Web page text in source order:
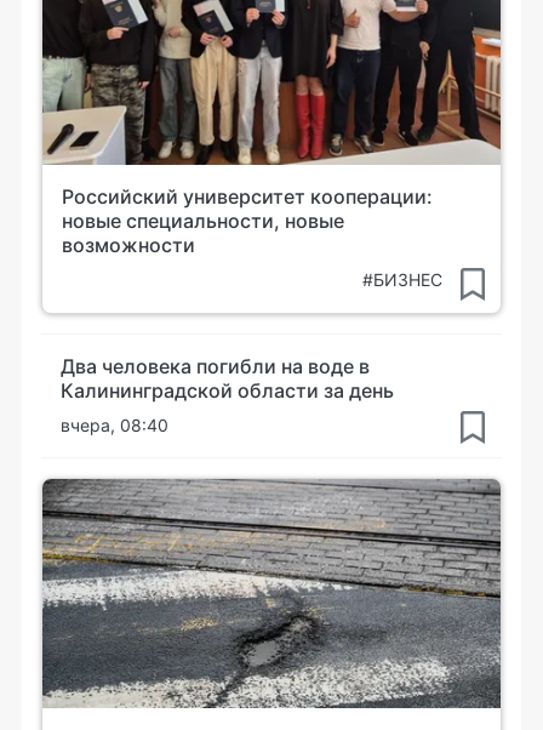
Российский университет кооперации:
новые специальности, новые
возможности
#БИЗНЕС
Два человека погибли на воде в
Калининградской области за день
вчера, 08:40